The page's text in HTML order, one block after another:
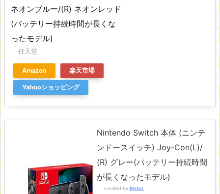
ネオンブルー/(R) ネオンレッド
(バッテリー持続時間が長くな
ったモデル)
任天堂
Amazon 楽天市場
Yahooショッピング
Nintendo Switch 本体 (ニンテ
ンドースイッチ) Joy-Con(L)/
(R) グレー(バッテリー持続時間
が長くなったモデル)
created by Rinker